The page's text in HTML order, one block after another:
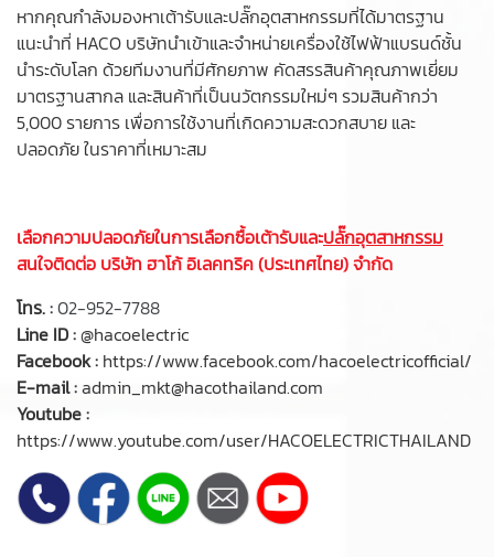
หากคุณกำลังมองหาเต้ารับและปลั๊กอุตสาหกรรมที่ได้มาตรฐาน
แนะนำที่ HACO บริษัทนำเข้าและจำหน่ายเครื่องใช้ไฟฟ้าแบรนด์ชั้น
นำระดับโลก ด้วยทีมงานที่มีศักยภาพ คัดสรรสินค้าคุณภาพเยี่ยม
มาตรฐานสากล และสินค้าที่เป็นนวัตกรรมใหม่ๆ รวมสินค้ากว่า
5,000 รายการ เพื่อการใช้งานที่เกิดความสะดวกสบาย และ
ปลอดภัย ในราคาที่เหมาะสม
เลือกความปลอดภัยในการเลือกซื้อเต้ารับและปลั๊กอุตสาหกรรม
สนใจติดต่อ บริษัท ฮาโก้ อิเลคทริค (ประเทศไทย) จำกัด
โทร. :02-952-7788
Line ID :@hacoelectric
Facebook : https://www.facebook.com/hacoelectricofficial/
E-mail :admin_mkt@hacothailand.com
Youtube :
https://www.youtube.com/user/HACOELECTRICTHAILAND